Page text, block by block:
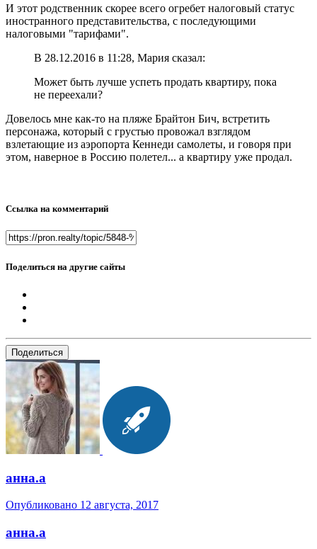
И этот родственник скорее всего огребет налоговый статус
иностранного представительства, с последующими
налоговыми "тарифами".
В 28.12.2016 в 11:28, Мария сказал:
Может быть лучше успеть продать квартиру, пока
не переехали?
Довелось мне как-то на пляже Брайтон Бич, встретить
персонажа, который с грустью провожал взглядом
взлетающие из аэропорта Кеннеди самолеты, и говоря при
этом, наверное в Россию полетел... а квартиру уже продал.
Ссылка на комментарий
Поделиться на другие сайты
Поделиться
анна.a
Опубликовано 12 августа, 2017
анна.a